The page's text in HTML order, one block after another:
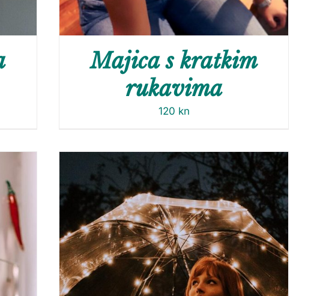
Majica s kratkim
rukavima
120 kn